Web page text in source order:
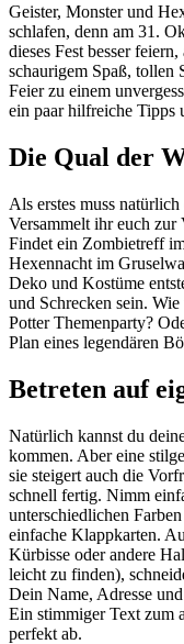
Geister, Monster und
schlafen, denn am 31.
dieses Fest besser
schaurigem Spaß, tollen
Feier zu einem
ein paar hilfreiche Tipps
Die Qual der
Als erstes muss
Versammelt ihr euch zur
Findet ein Zombietreff
Hexennacht im
Deko und Kostüme
und Schrecken sein.
Potter Themenparty?
Plan eines legendären
Betreten auf
Natürlich kannst du
kommen. Aber eine
sie steigert auch die
schnell fertig. Nimm
unterschiedlichen
einfache Klappkarten.
Kürbisse oder andere
leicht zu finden),
Dein Name, Adresse
Ein stimmiger Text zum
perfekt ab.